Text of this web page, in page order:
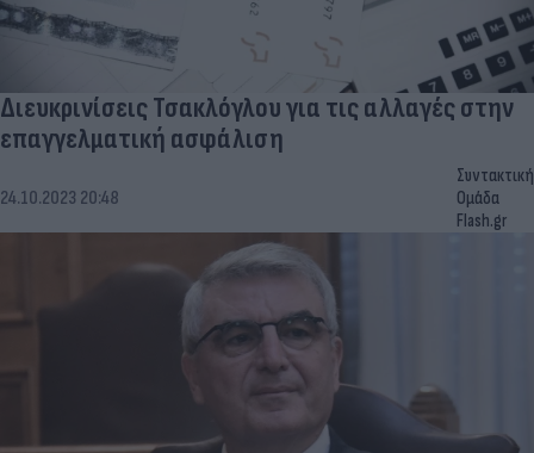
Διευκρινίσεις Τσακλόγλου για τις αλλαγές στην
επαγγελματική ασφάλιση
24.10.2023 20:48
Συντακτική
Ομάδα
Flash.gr